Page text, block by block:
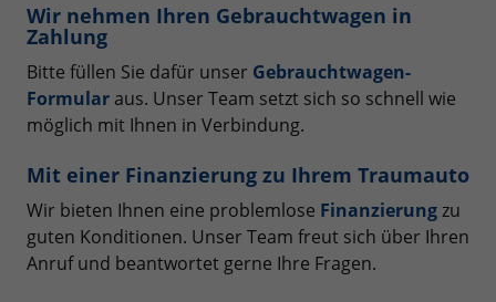
Wir nehmen Ihren Gebrauchtwagen in
Zahlung
Bitte füllen Sie dafür unser Gebrauchtwagen-
Formular aus. Unser Team setzt sich so schnell wie
möglich mit Ihnen in Verbindung.
Mit einer Finanzierung zu Ihrem Traumauto
Wir bieten Ihnen eine problemlose Finanzierungzu
guten Konditionen. Unser Team freut sich über Ihren
Anruf und beantwortet gerne Ihre Fragen.